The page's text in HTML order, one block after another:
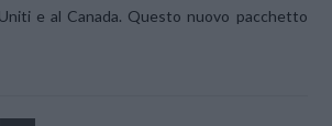
e al Canada. Questo nuovo pacchetto